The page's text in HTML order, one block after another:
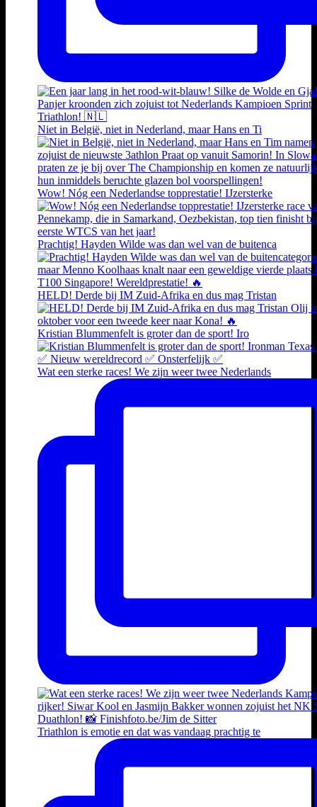
Niet in België, niet in Nederland, maar Hans en Ti
Wow! Nóg een Nederlandse topprestatie! IJzersterke
Prachtig! Hayden Wilde was dan wel van de buitenca
HELD! Derde bij IM Zuid-Afrika en dus mag Tristan
Kristian Blummenfelt is groter dan de sport! Iro
Wat een sterke races! We zijn weer twee Nederlands
Triathlon is emotie en dat was vandaag prachtig te